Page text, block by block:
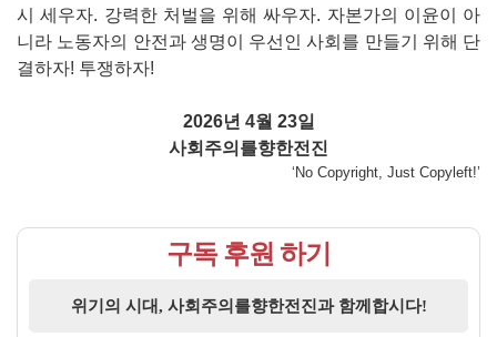
시 세우자. 강력한 처벌을 위해 싸우자. 자본가의 이윤이 아
니라 노동자의 안전과 생명이 우선인 사회를 만들기 위해 단
결하자! 투쟁하자!
2026년 4월 23일
사회주의를향한전진
‘No Copyright, Just Copyleft!’
구독 후원 하기
위기의 시대, 사회주의를향한전진과 함께합시다!